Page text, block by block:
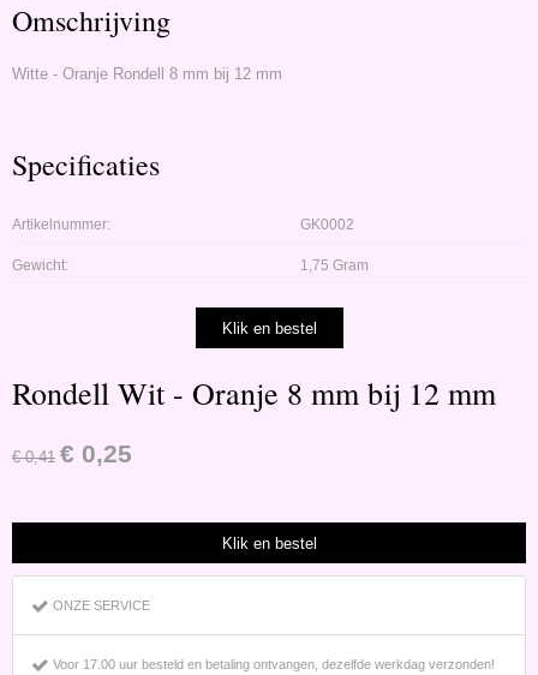
Omschrijving
Witte - Oranje Rondell 8 mm bij 12 mm
Specificaties
Artikelnummer: GK0002
Gewicht: 1,75 Gram
Rondell Wit - Oranje 8 mm bij 12 mm
€0,41 € 0,25
ONZE SERVICE
Voor 17.00 uur besteld en betaling ontvangen, dezelfde werkdag verzonden!